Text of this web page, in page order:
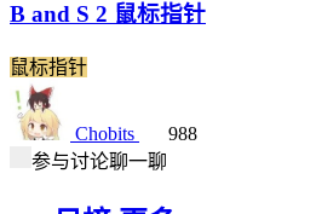
B and S 2 鼠标指针
鼠标指针
Chobits
988
参与讨论聊一聊